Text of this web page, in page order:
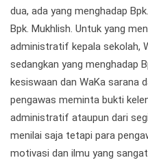
dua, ada yang menghadap
Bpk. Mukhlish. Untuk yang
administratif kepala sekolah,
sedangkan yang menghadap
kesiswaan dan WaKa sarana
pengawas meminta bukti
administratif ataupun dari
menilai saja tetapi para
motivasi dan ilmu yang